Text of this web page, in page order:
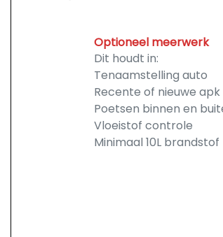
Optioneel meerwerk
Dit houdt in:
Tenaamstelling auto
Recente of nieuwe apk
Poetsen binnen en
Vloeistof controle
Minimaal 10L brandstof